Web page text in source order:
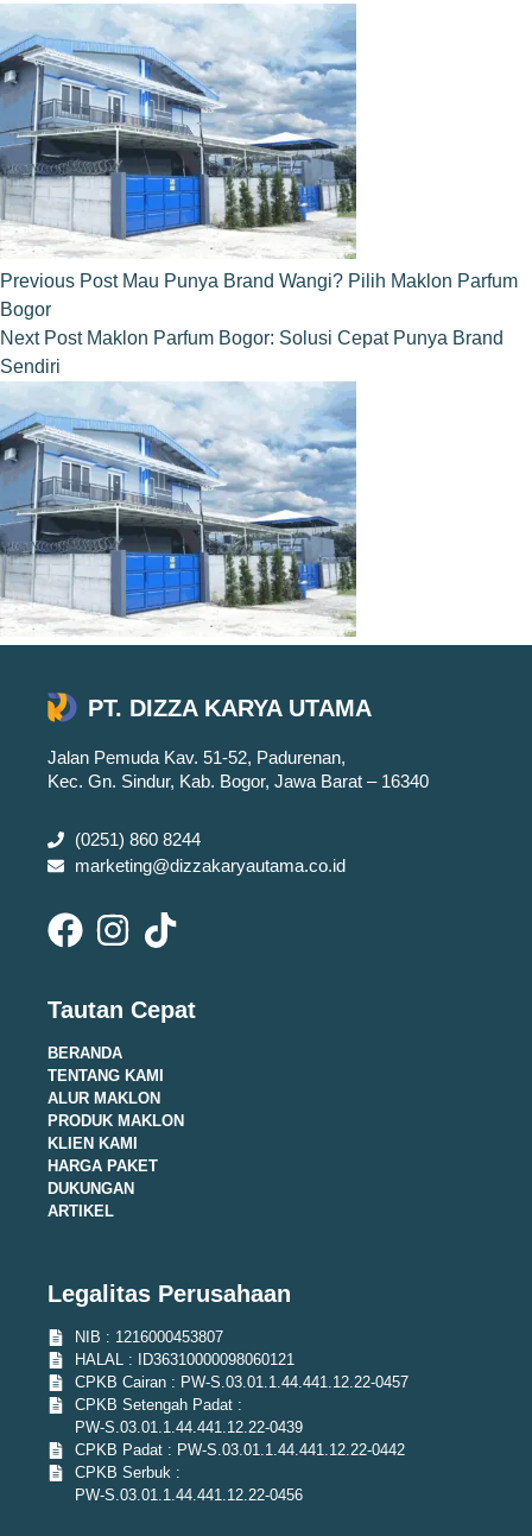
Previous Post Mau Punya Brand Wangi? Pilih Maklon Parfum
Bogor
Next Post Maklon Parfum Bogor: Solusi Cepat Punya Brand
Sendiri
PT. DIZZA KARYA UTAMA
Jalan Pemuda Kav. 51-52, Padurenan,
Kec. Gn. Sindur, Kab. Bogor, Jawa Barat – 16340
(0251) 860 8244
marketing@dizzakaryautama.co.id
Tautan Cepat
BERANDA
TENTANG KAMI
ALUR MAKLON
PRODUK MAKLON
KLIEN KAMI
HARGA PAKET
DUKUNGAN
ARTIKEL
Legalitas Perusahaan
NIB : 1216000453807
HALAL : ID36310000098060121
CPKB Cairan : PW-S.03.01.1.44.441.12.22-0457
CPKB Setengah Padat :
PW-S.03.01.1.44.441.12.22-0439
CPKB Padat : PW-S.03.01.1.44.441.12.22-0442
CPKB Serbuk :
PW-S.03.01.1.44.441.12.22-0456